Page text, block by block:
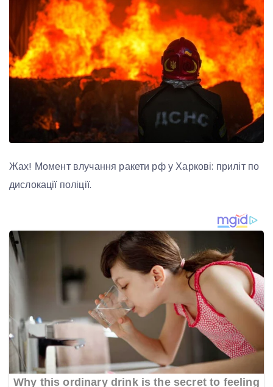
Жах! Момент влучання ракети рф у Харкові: приліт по
дислокації поліції.